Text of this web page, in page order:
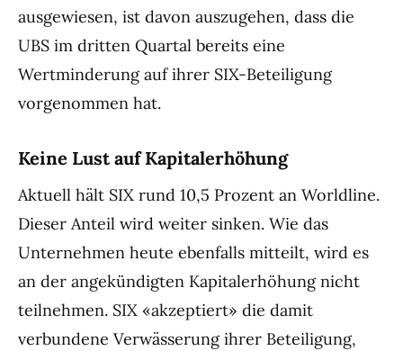
ausgewiesen, ist davon auszugehen, dass die
UBS im dritten Quartal bereits eine
Wertminderung auf ihrer SIX-Beteiligung
vorgenommen hat.
Keine Lust auf Kapitalerhöhung
Aktuell hält SIX rund 10,5 Prozent an Worldline.
Dieser Anteil wird weiter sinken. Wie das
Unternehmen heute ebenfalls mitteilt, wird es
an der angekündigten Kapitalerhöhung nicht
teilnehmen. SIX «akzeptiert» die damit
verbundene Verwässerung ihrer Beteiligung,